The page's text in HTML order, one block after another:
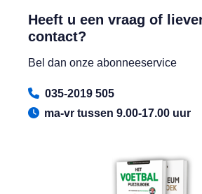
Heeft u een vraag of
contact?
Bel dan onze abonneeservice
035-2019 505
ma-vr tussen 9.00-17.00 uur